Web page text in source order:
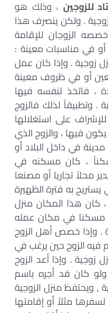
للزوجين ، وذلك هو
. ولكن ينصرف هذا
الزوجان للإقامة
في مناسبات معينة :
زوجية . وإذا كان عمل
أو في ظروف معينة
، فاتخذ لنفسه فيها
. وتطبيقاً لذلك فالزوج
على استغلالها
فيها ، والزوج الذي
في داخل البلاد أو
، كان مسكنه في
محلاً تجاريا أو مصنعا
به فترة الظهيرة
كان هذا المكان منزل
مسكنا في مكان عمله
. وإذا خصص أهل الزوج
الزوج حين يرغب في
زوجية . وإذا أعد الزوج
كان قد أجره باسم
, ويحتفظ منزل الزوجية
مثلاً أو إقامتها